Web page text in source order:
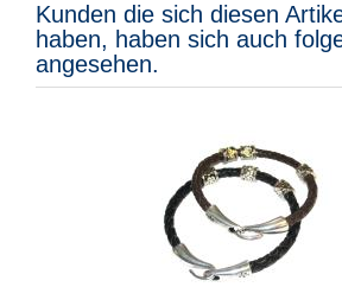
Kunden die sich diesen
haben, haben sich auch
angesehen.